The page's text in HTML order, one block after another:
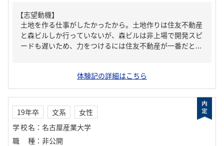
【志望動機】
土地を作る仕事がしたかったから。土地作りは住友不動産
と森ビルしか行っていないが、森ビルは非上場で開発スピ
ードも遅いため、力をつけるには住友不動産が一番だと...
体験記の詳細はこちら
19年卒 文系
女性
学校名 ： 名古屋産業大学
職種 ： 非公開